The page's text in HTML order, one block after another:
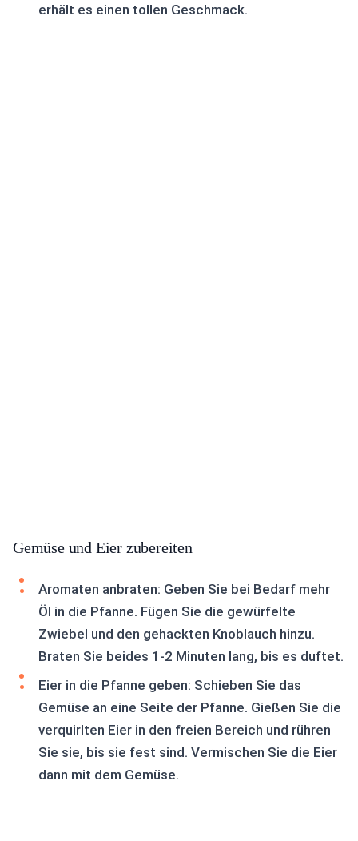
erhält es einen tollen Geschmack.
Gemüse und Eier zubereiten
Aromaten anbraten: Geben Sie bei Bedarf mehr
Öl in die Pfanne. Fügen Sie die gewürfelte
Zwiebel und den gehackten Knoblauch hinzu.
Braten Sie beides 1-2 Minuten lang, bis es duftet.
Eier in die Pfanne geben: Schieben Sie das
Gemüse an eine Seite der Pfanne. Gießen Sie die
verquirlten Eier in den freien Bereich und rühren
Sie sie, bis sie fest sind. Vermischen Sie die Eier
dann mit dem Gemüse.